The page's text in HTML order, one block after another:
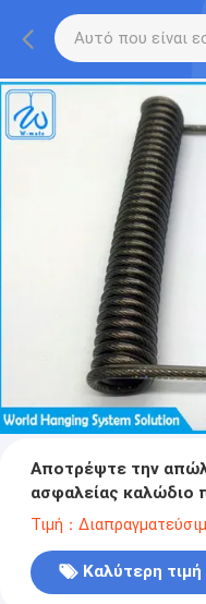
Αποτρέψτε την
ασφαλείας καλώδιο
ατσάλινο σύρμα
Τιμή：
Καλύτερη τιμή